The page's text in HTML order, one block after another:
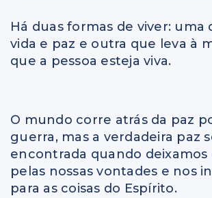
Há duas formas de viver: uma
vida e paz e outra que leva à
que a pessoa esteja viva.
O mundo corre atrás da paz
guerra, mas a verdadeira paz
encontrada quando deixamos
pelas nossas vontades e nos
para as coisas do Espírito.